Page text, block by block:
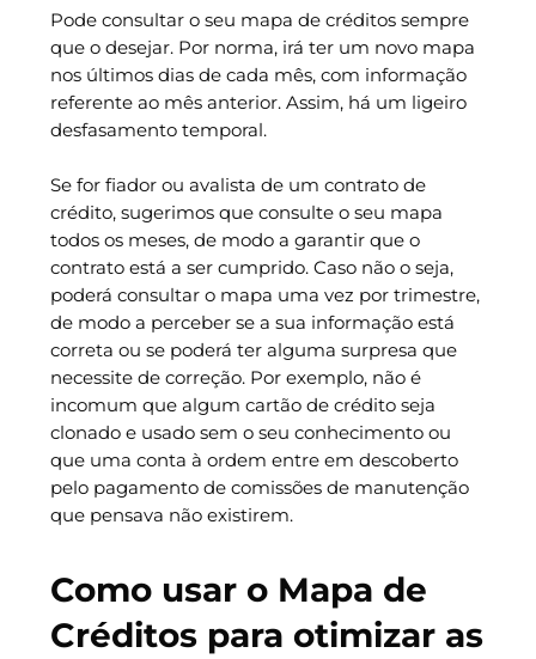
Pode consultar o seu mapa de créditos sempre
que o desejar. Por norma, irá ter um novo mapa
nos últimos dias de cada mês, com informação
referente ao mês anterior. Assim, há um ligeiro
desfasamento temporal.
Se for fiador ou avalista de um contrato de
crédito, sugerimos que consulte o seu mapa
todos os meses, de modo a garantir que o
contrato está a ser cumprido. Caso não o seja,
poderá consultar o mapa uma vez por trimestre,
de modo a perceber se a sua informação está
correta ou se poderá ter alguma surpresa que
necessite de correção. Por exemplo, não é
incomum que algum cartão de crédito seja
clonado e usado sem o seu conhecimento ou
que uma conta à ordem entre em descoberto
pelo pagamento de comissões de manutenção
que pensava não existirem.
Como usar o Mapa de
Créditos para otimizar as